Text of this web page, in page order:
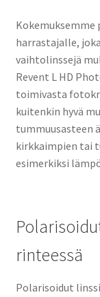
harrastajalle,
vaihtolinssejä
Revent L HD
toimivasta
kuitenkin hyvä
tummuusasteen
kirkkaimpien tai
esimerkiksi
rinteessä
Polarisoidut